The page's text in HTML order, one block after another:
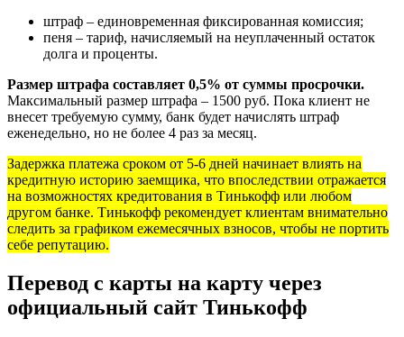
штраф – единовременная фиксированная комиссия;
пеня – тариф, начисляемый на неуплаченный остаток
долга и проценты.
Размер штрафа составляет 0,5% от суммы просрочки.
Максимальный размер штрафа – 1500 руб. Пока клиент не
внесет требуемую сумму, банк будет начислять штраф
еженедельно, но не более 4 раз за месяц.
Задержка платежа сроком от 5-6 дней начинает влиять на
кредитную историю заемщика, что впоследствии отражается
на возможностях кредитования в Тинькофф или любом
другом банке. Тинькофф рекомендует клиентам внимательно
следить за графиком ежемесячных взносов, чтобы не портить
себе репутацию.
Перевод с карты на карту через
официальный сайт Тинькофф